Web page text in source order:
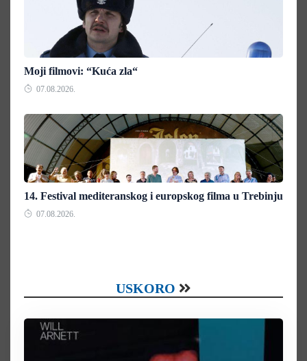
Moji filmovi: “Kuća zla“
07.08.2026.
14. Festival mediteranskog i europskog filma u Trebinju
07.08.2026.
USKORO